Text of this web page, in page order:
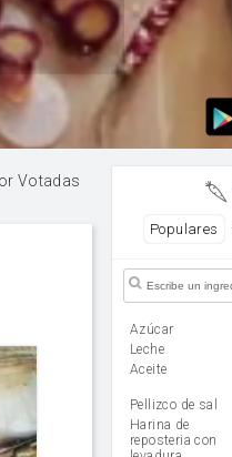
Votadas
Populares
Azúcar
leche
aceite
Pellizco de sal
Harina de
reposteria con